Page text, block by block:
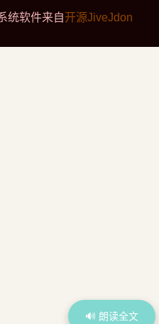
统软件来自开源JiveJdon
🔊 朗读全文